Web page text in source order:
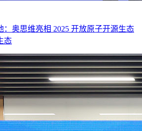
：奥思维亮相 2025 开放原子开源生态
态